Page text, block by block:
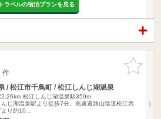
ラベルの宿泊プランを見る
お気に入
りに追加
件
/ 松江市千鳥町 / 松江しんじ湖温泉
2.26km 松江しんじ湖温泉駅359m
んじ湖温泉駅より徒歩7分。高速道路山陰道松江西
より約10…